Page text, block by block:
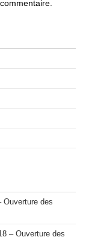
Ouverture des
– Ouverture des